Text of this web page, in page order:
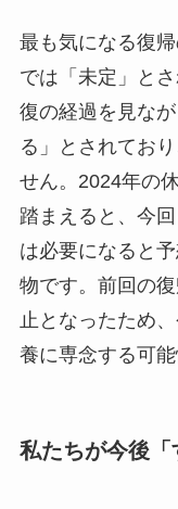
最も気になる復
では「未定」と
復の経過を見な
る」とされてお
せん。2024年の
踏まえると、今
は必要になると
物です。前回の
止となったため
養に専念する可
私たちが今後「